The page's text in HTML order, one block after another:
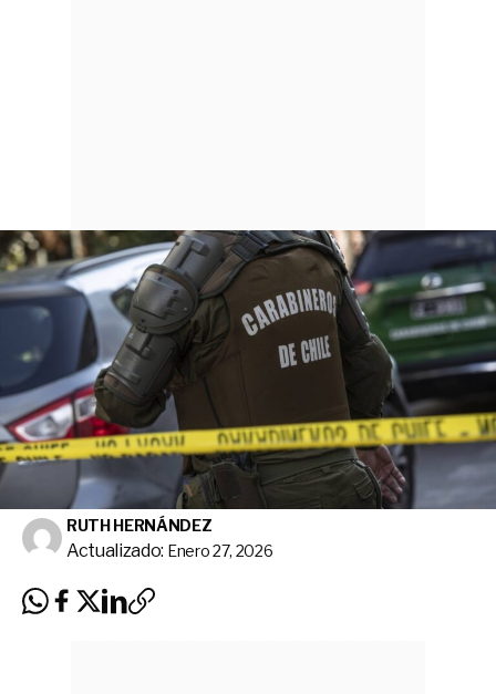
RUTH HERNÁNDEZ
Actualizado: Enero 27, 2026